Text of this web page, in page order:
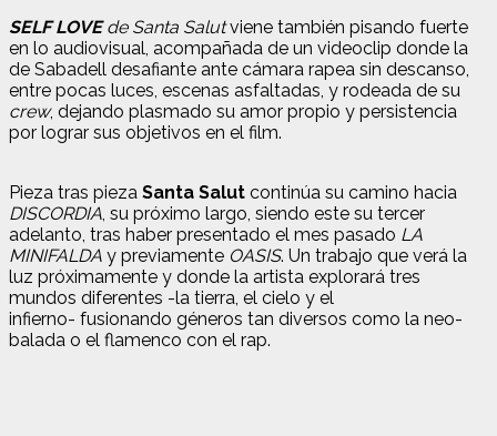
SELF LOVEde Santa Salutviene también pisando fuerte
en lo audiovisual, acompañada de un videoclip donde la
de Sabadell desafiante ante cámara rapea sin descanso,
entre pocas luces, escenas asfaltadas, y rodeada de su
crew, dejando plasmado su amor propio y persistencia
por lograr sus objetivos en el film.
Pieza tras pieza Santa Salut continúa su camino hacia
DISCORDIA, su próximo largo, siendo este su tercer
adelanto, tras haber presentado el mes pasado LA
MINIFALDA y previamente OASIS. Un trabajo que verá la
luz próximamente y donde la artista explorará tres
mundos diferentes -la tierra, el cielo y el
infierno- fusionando géneros tan diversos como la neo-
balada o el flamenco con el rap.